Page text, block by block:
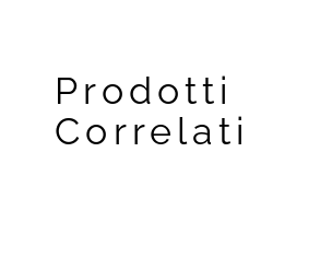
Prodotti
Correlati